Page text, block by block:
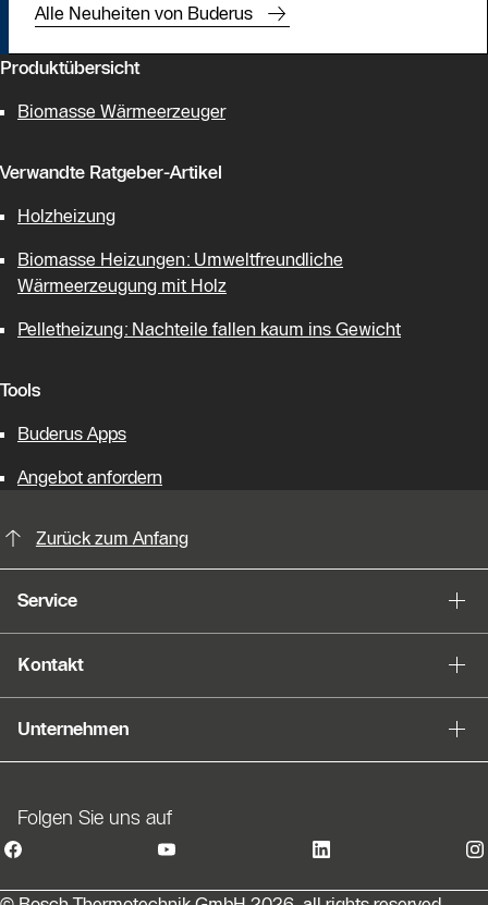
Alle Neuheiten von Buderus
Produktübersicht
Biomasse Wärmeerzeuger
Verwandte Ratgeber-Artikel
Holzheizung
Biomasse Heizungen: Umweltfreundliche
Wärmeerzeugung mit Holz
Pelletheizung: Nachteile fallen kaum ins Gewicht
Tools
Buderus Apps
Angebot anfordern
Zurück zum Anfang
Service
Kontakt
Unternehmen
Folgen Sie uns auf